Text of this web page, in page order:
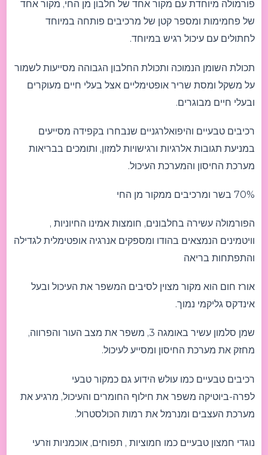
פורמולה מיוחדת עם מקור אחד של חלבון מן החי, מקור אחד
של פחמימות ומספר קטן של מרכיבים פותחה במיוחד
לחתולים עם עיכול רגיש במיוחד.
תכולת השומן הנמוכה ותכולת החלבון הגבוהה מסייעות לשמור
על משקל ומסת שריר אופטימליים אצל בעלי חיים מעוקרים
ובעלי חיים מבוגרים.
רכיבים טבעיים והיפואלרגניים שנבחרו בקפידה מסייעים
במניעת תגובות אלרגיות ורגישויות למזון, ותומכים בבריאות
מערכת החיסון והמערכת העיכול.
70% בשר ומרכיבים ממקור מן החי
הפורמולה עשירה בחלבונים, חומצות אמינו החיוניות ,
וויטמינים הנמצאים בהודו ומספקים אנרגיה אופטימלית לגדילה
והתפתחות בריאה
אורז חום הוא מקור מצוין לסיבים המשפר את העיכול ובעל
אינדקס גליקמי נמוך.
שמן סלמון עשיר באומגה 3, משפר את מצב העור והפרווה,
מחזק את מערכת החיסון ומסייע לעיכול.
רכיבים טבעיים כמו עולש הידוע גם כמקור טבעי
לפרה-ביוטיקה משפר את חילוף החומרים והעיכול, מרגיע את
מערכת העצבים ומנרמל את רמות הכולסטרול.
נוגדי חמצון טבעיים כמו חמוציות , תפוחים, אוכמניות וזרעי